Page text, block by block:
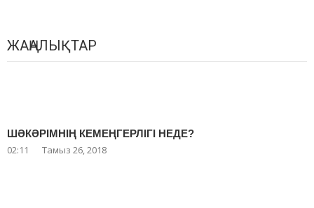
ЖАҢАЛЫҚТАР
ШӘКӘРІМНІҢ КЕМЕҢГЕРЛІГІ НЕДЕ?
02:11 Тамыз 26, 2018